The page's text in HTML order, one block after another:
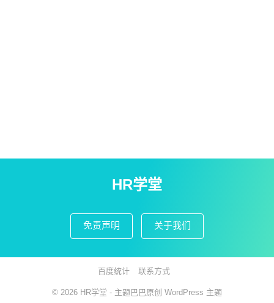
HR学堂
免责声明 关于我们
百度统计 联系方式
© 2026 HR学堂 - 主题巴巴原创 WordPress 主题